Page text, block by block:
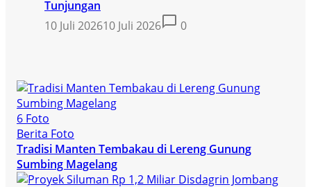
Tunjungan
10 Juli 202610 Juli 2026 0
6 Foto
Berita Foto
Tradisi Manten Tembakau di Lereng Gunung
Sumbing Magelang